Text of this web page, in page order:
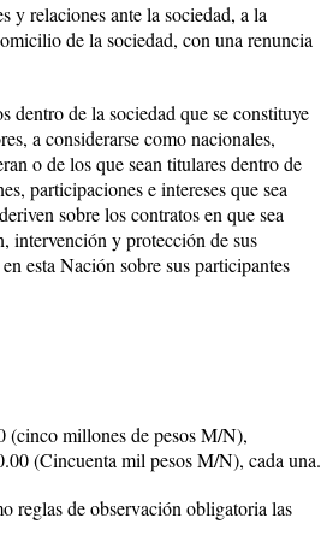
y relaciones ante la sociedad, a la
de la sociedad, con una renuncia
de la sociedad que se constituye
a considerarse como nacionales,
o de los que sean titulares dentro de
participaciones e intereses que sea
sobre los contratos en que sea
intervención y protección de sus
esta Nación sobre sus participantes
millones de pesos M/N),
(Cincuenta mil pesos M/N), cada una.
reglas de observación obligatoria las